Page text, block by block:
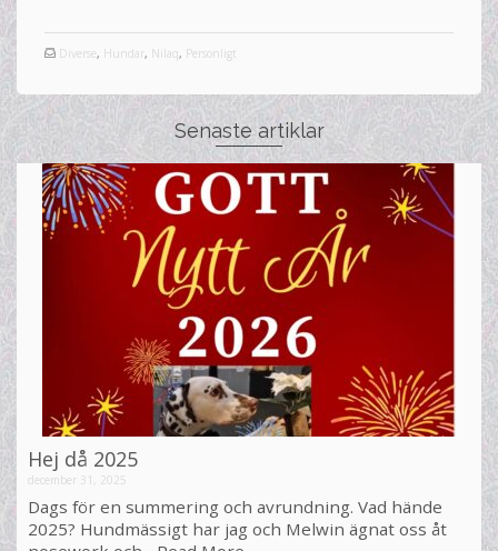
Diverse, Hundar, Nilaq, Personligt
Senaste artiklar
Hej då 2025
december 31, 2025
Dags för en summering och avrundning. Vad hände
2025? Hundmässigt har jag och Melwin ägnat oss åt